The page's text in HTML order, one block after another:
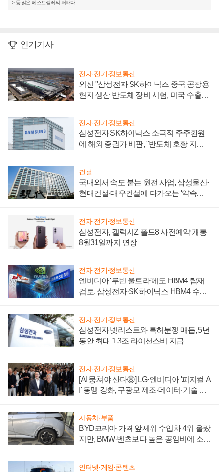
> 등 많은 베스트셀러의 저자다.
인기기사
전자·전기·정보통신
외신 "삼성전자 SK하이닉스 중국 공장용
현지 생산 반도체 장비 시험, 미국 수출통
전자·전기·정보통신
삼성전자 SK하이닉스 소극적 주주환원
에 해외 증권가 비판, "반도체 호황 지속
건설
국내외서 속도 붙는 원전 사업, 삼성물산·
현대건설·대우건설에 다가오는 '약속의
전자·전기·정보통신
삼성전자, 갤럭시Z 폴드8 사전예약 개통
8월31일까지 연장
전자·전기·정보통신
엔비디아 '루빈 울트라'에도 HBM4 탑재
검토, 삼성전자·SK하이닉스 HBM4 수율
전자·전기·정보통신
삼성전자 넷리스트와 특허분쟁 매듭, 5년
동안 최대 1.3조 라이선스비 지급
전자·전기·정보통신
[AI 뭉쳐야 산다⑧] LG·엔비디아 '피지컬 A
I' 동맹 강화, 구광모 제조·데이터·기술 결
자동차·부품
BYD코리아 가격 앞세워 수입차 4위 올랐
지만, BMW·벤츠보다 높은 공임비에 소비
인터넷·게임·콘텐츠